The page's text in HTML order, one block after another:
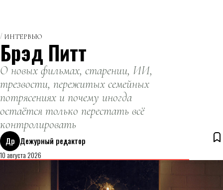
ИНТЕРВЬЮ
Брэд Питт
О новых фильмах, старении, ИИ,
трезвости, пережитых семейных
потрясениях и почему иногда
остаётся только перестать всё
контролировать
Др Дежурный редактор
10 августа 2026